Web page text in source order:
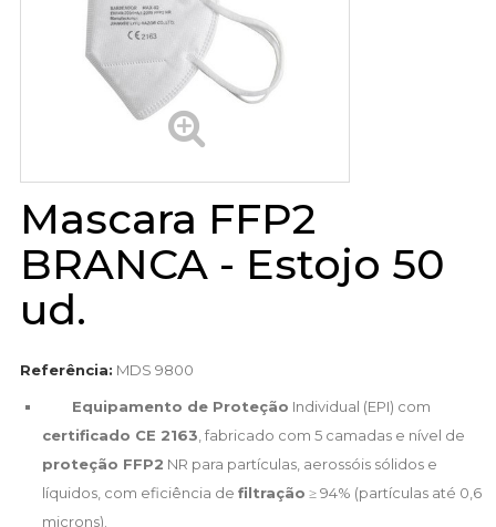
Mascara FFP2
BRANCA - Estojo 50
ud.
Referência: MDS 9800
Equipamento de Proteção Individual (EPI) com
certificado CE 2163 , fabricado com 5 camadas e nível de
proteção FFP2 NR para partículas, aerossóis sólidos e
líquidos, com eficiência de filtração ≥ 94% (partículas até 0,6
microns).